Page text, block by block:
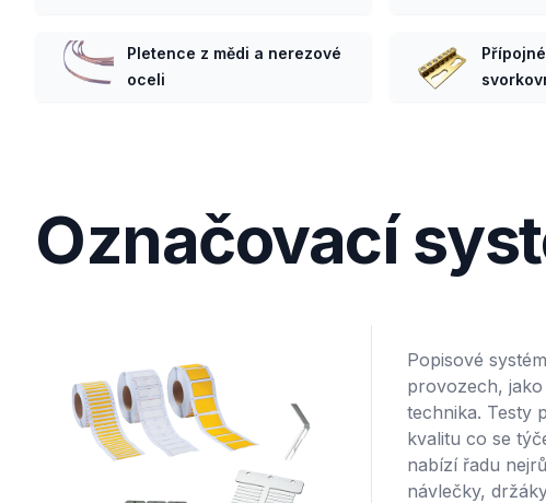
Pletence z mědi a nerezové
oceli
Označovací
Popisové
provozech,
technika. Testy
kvalitu co se
nabízí řadu
návlečky,